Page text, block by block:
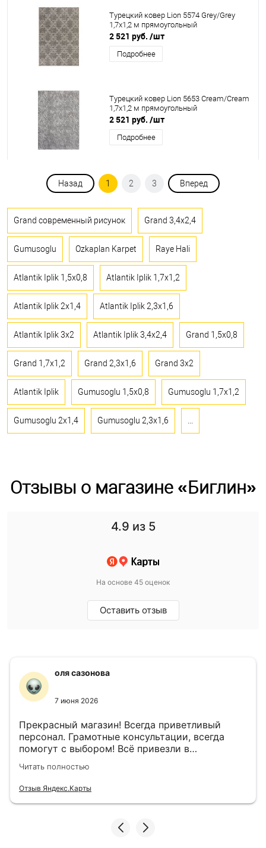
Турецкий ковер Lion 5574 Grey/Grey
1,7x1,2 м прямоугольный
2 521 руб. /шт
Подробнее
Турецкий ковер Lion 5653 Cream/Cream
1,7x1,2 м прямоугольный
2 521 руб. /шт
Подробнее
Назад 1 2 3 Вперед
Grand современный рисунок Grand 3,4x2,4
Gumusoglu Ozkaplan Karpet Raye Hali
Atlantik Iplik 1,5x0,8 Atlantik Iplik 1,7x1,2
Atlantik Iplik 2x1,4 Atlantik Iplik 2,3x1,6
Atlantik Iplik 3x2 Atlantik Iplik 3,4x2,4 Grand 1,5x0,8
Grand 1,7x1,2 Grand 2,3x1,6 Grand 3x2
Atlantik Iplik Gumusoglu 1,5x0,8 Gumusoglu 1,7x1,2
Gumusoglu 2x1,4 Gumusoglu 2,3x1,6
Отзывы о магазине «Биглин»
4.9 из 5
На основе 45 оценок
Оставить отзыв
оля сазонова
7 июня 2026
Прекрасный магазин! Всегда приветливый
персонал. Грамотные консультации, всегда
помогут с выбором! Всё привезли в
назначенный день!
Читать полностью
Отзыв Яндекс.Карты